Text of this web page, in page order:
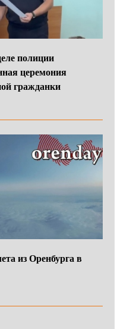
полиции
церемония
гражданки
из Оренбурга в